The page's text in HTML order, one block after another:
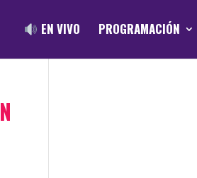
EN VIVO PROGRAMACIÓN